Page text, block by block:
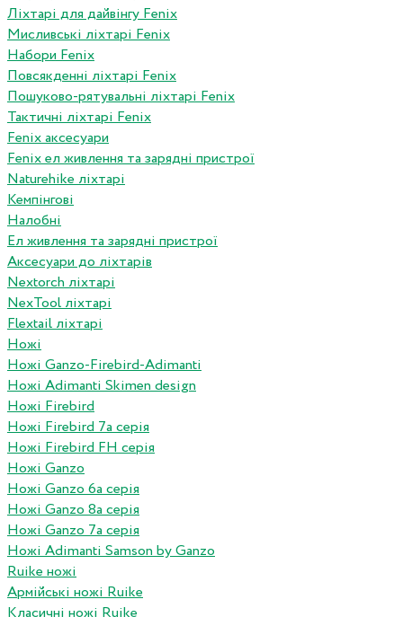
Ліхтарі для дайвінгу Fenix
Мисливські ліхтарі Fenix
Набори Fenix
Повсякденні ліхтарі Fenix
Пошуково-рятувальні ліхтарі Fenix
Тактичні ліхтарі Fenix
Fenix аксесуари
Fenix ел живлення та зарядні пристрої
Naturehike ліхтарі
Кемпінгові
Налобні
Ел живлення та зарядні пристрої
Аксесуари до ліхтарів
Nextorch ліхтарі
NexTool ліхтарі
Flextail ліхтарі
Ножі
Ножі Ganzo-Firebird-Adimanti
Ножі Adimanti Skimen design
Ножі Firebird
Ножі Firebird 7а серія
Ножі Firebird FH серія
Ножі Ganzo
Ножі Ganzo 6а серія
Ножі Ganzo 8а серія
Ножі Ganzo 7а серія
Ножі Adimanti Samson by Ganzo
Ruike ножі
Армійські ножі Ruike